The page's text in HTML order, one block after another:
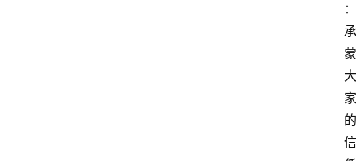
：
承
蒙
大
家
的
信